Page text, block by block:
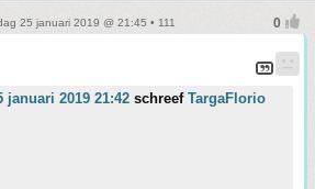
25 januari 2019 @ 21:45 • 111
januari 2019 21:42 schreef TargaFlorio